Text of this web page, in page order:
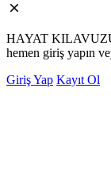
HAYAT
hemen giriş yapın
Giriş Yap Kayıt Ol